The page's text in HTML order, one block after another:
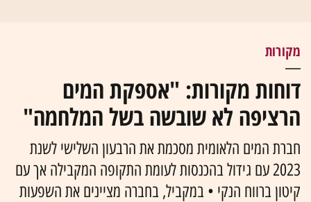
מקורות
דוחות מקורות: "אספקת המים
הרציפה לא שובשה בשל המלחמה"
חברת המים הלאומית מסכמת את הרבעון השלישי לשנת
2023 עם גידול בהכנסות לעומת התקופה המקבילה אך עם
קיטון ברווח הנקי • במקביל, בחברה מציינים את השפעות